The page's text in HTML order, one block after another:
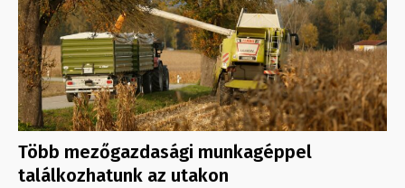
Több mezőgazdasági munkagéppel
találkozhatunk az utakon